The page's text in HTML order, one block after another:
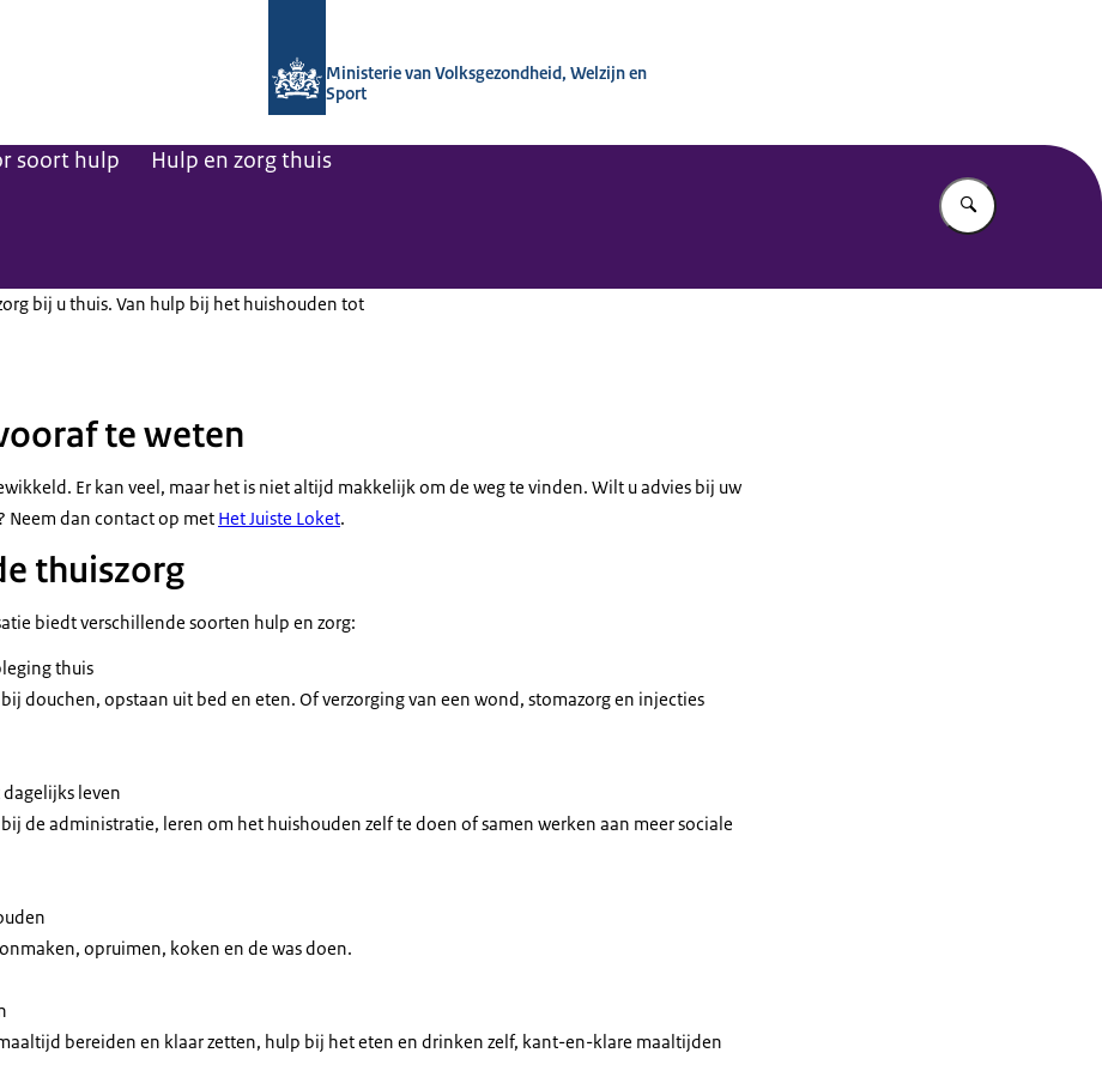
Ministerie van Volksgezondheid, Welzijn en
Sport
soort hulp Hulp en zorg thuis
Vul in wat u
bij u thuis. Van hulp bij het huishouden tot
te weten
Er kan veel, maar het is niet altijd makkelijk om de weg te vinden. Wilt u advies bij uw
Neem dan contact op met Het Juiste Loket.
thuiszorg
biedt verschillende soorten hulp en zorg:
thuis
douchen, opstaan uit bed en eten. Of verzorging van een wond, stomazorg en injecties
leven
de administratie, leren om het huishouden zelf te doen of samen werken aan meer sociale
opruimen, koken en de was doen.
bereiden en klaar zetten, hulp bij het eten en drinken zelf, kant-en-klare maaltijden